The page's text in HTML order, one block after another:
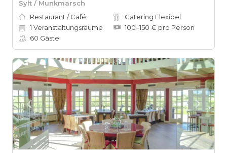
Sylt / Munkmarsch
Restaurant / Café
Catering Flexibel
1 Veranstaltungsräume
100–150 € pro Person
60 Gäste